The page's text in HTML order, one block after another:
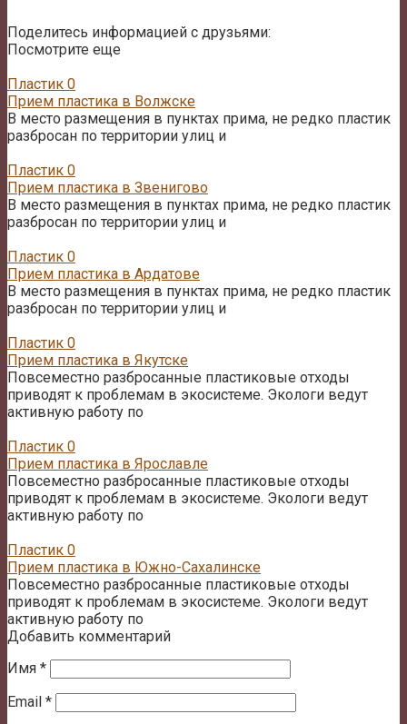
Поделитесь информацией с друзьями:
Посмотрите еще
Пластик 0
Прием пластика в Волжске
В место размещения в пунктах прима, не редко пластик
разбросан по территории улиц и
Пластик 0
Прием пластика в Звенигово
В место размещения в пунктах прима, не редко пластик
разбросан по территории улиц и
Пластик 0
Прием пластика в Ардатове
В место размещения в пунктах прима, не редко пластик
разбросан по территории улиц и
Пластик 0
Прием пластика в Якутске
Повсеместно разбросанные пластиковые отходы
приводят к проблемам в экосистеме. Экологи ведут
активную работу по
Пластик 0
Прием пластика в Ярославле
Повсеместно разбросанные пластиковые отходы
приводят к проблемам в экосистеме. Экологи ведут
активную работу по
Пластик 0
Прием пластика в Южно-Сахалинске
Повсеместно разбросанные пластиковые отходы
приводят к проблемам в экосистеме. Экологи ведут
активную работу по
Добавить комментарий
Имя *
Email *